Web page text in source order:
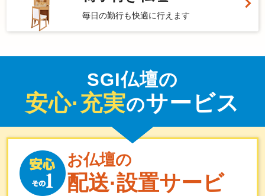
毎日の勤行も快適に行えます
SGI仏壇の
安心·充実のサービス
お仏壇の
配送·設置サービ